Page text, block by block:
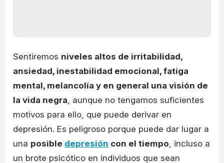
Sentiremos niveles altos de irritabilidad,
ansiedad, inestabilidad emocional, fatiga
mental, melancolía y en general una visión de
la vida negra , aunque no tengamos suficientes
motivos para ello, que puede derivar en
depresión. Es peligroso porque puede dar lugar a
una posible depresión con el tiempo , incluso a
un brote psicótico en individuos que sean